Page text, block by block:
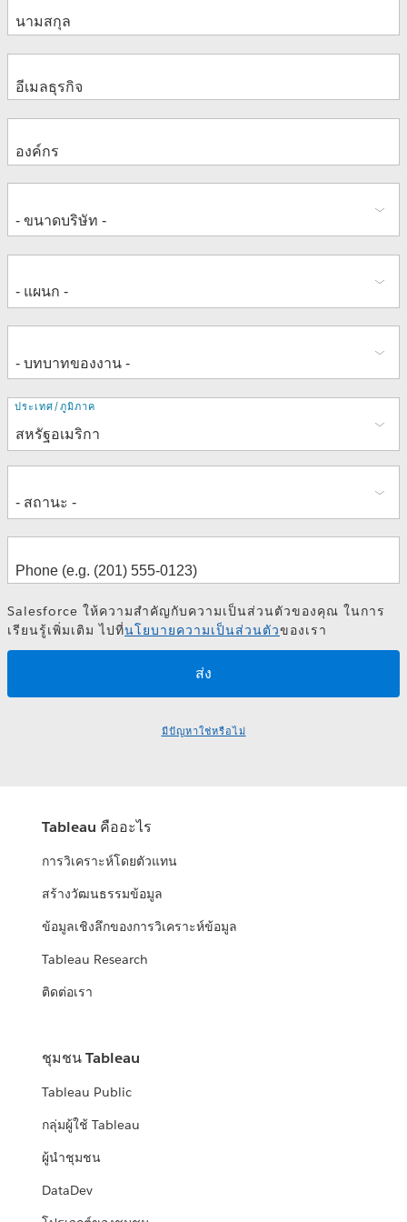
ที่
อยู่
ประเทศ/ภูมิภาค
Salesforce ให้ความสำคัญกับความเป็นส่วนตัวของคุณ ในการ
เรียนรู้เพิ่มเติม ไปที่นโยบายความเป็นส่วนตัวของเรา
มีปัญหาใช่หรือไม่
Tableau คืออะไร
การวิเคราะห์โดยตัวแทน
สร้างวัฒนธรรมข้อมูล
ข้อมูลเชิงลึกของการวิเคราะห์ข้อมูล
Tableau Research
ติดต่อเรา
ชุมชน Tableau
Tableau Public
กลุ่มผู้ใช้ Tableau
ผู้นำชุมชน
DataDev